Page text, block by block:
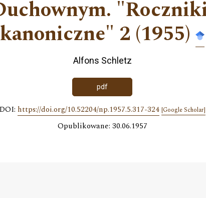
kanoniczne" 2 (1955)
Alfons Schletz
pdf
DOI: https://doi.org/10.52204/np.1957.5.317-324 [Google Scholar]
Opublikowane: 30.06.1957